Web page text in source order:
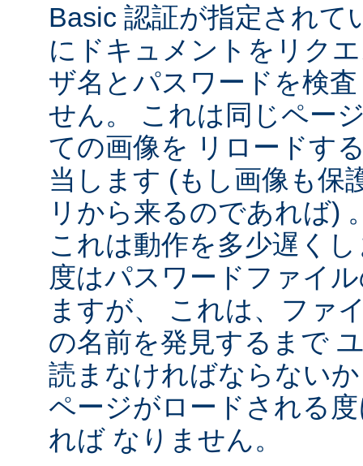
Basic 認証が指定されて
にドキュメントをリク
ザ名とパスワードを検
せん。 これは同じペー
ての画像を リロードす
当します (もし画像も保
リから来るのであれば)
これは動作を多少遅く
度はパスワードファイ
ますが、 これは、ファ
の名前を発見するまで
読まなければならない
ページがロードされる
れば なりません。